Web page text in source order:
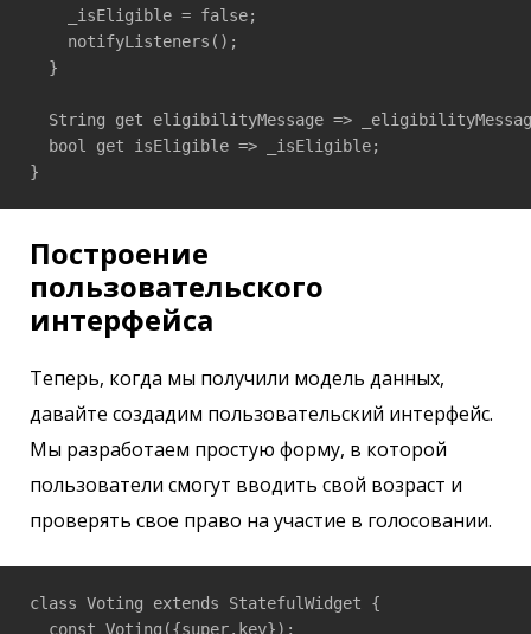
    _isEligible = false;
    notifyListeners();
  }
String get eligibilityMessage =>
  bool get isEligible => _isEligible;
Построение
пользовательского
интерфейса
Теперь, когда мы получили модель данных,
давайте создадим пользовательский интерфейс.
Мы разработаем простую форму, в которой
пользователи смогут вводить свой возраст и
проверять свое право на участие в голосовании.
class Voting extends StatefulWidget {
  const Voting({super.key});